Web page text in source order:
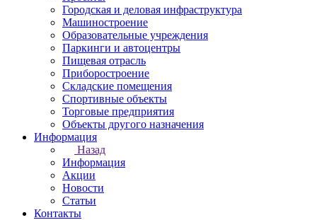
Городская и деловая инфраструктура
Машиностроение
Образовательные учреждения
Паркинги и автоцентры
Пищевая отрасль
Приборостроение
Складские помещения
Спортивные объекты
Торговые предприятия
Объекты другого назначения
Информация
Назад
Информация
Акции
Новости
Статьи
Контакты